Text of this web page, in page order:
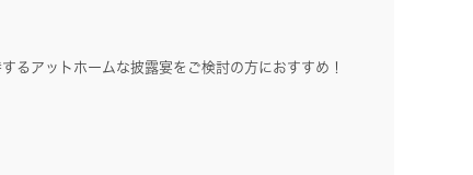
るアットホームな披露宴をご検討の方におすすめ！